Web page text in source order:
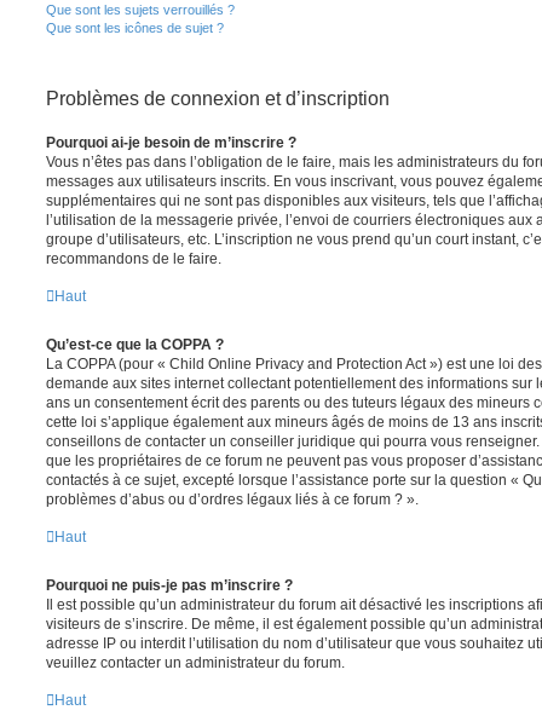
Que sont les sujets verrouillés ?
Que sont les icônes de sujet ?
Problèmes de connexion et d’inscription
Pourquoi ai-je besoin de m’inscrire ?
Vous n’êtes pas dans l’obligation de le faire, mais les administrateurs du
messages aux utilisateurs inscrits. En vous inscrivant, vous pouvez
supplémentaires qui ne sont pas disponibles aux visiteurs, tels que
l’utilisation de la messagerie privée, l’envoi de courriers électroniques aux
groupe d’utilisateurs, etc. L’inscription ne vous prend qu’un court instant,
recommandons de le faire.
Haut
Qu’est-ce que la COPPA ?
La COPPA (pour « Child Online Privacy and Protection Act ») est une loi
demande aux sites internet collectant potentiellement des informations sur
ans un consentement écrit des parents ou des tuteurs légaux des mineurs
cette loi s’applique également aux mineurs âgés de moins de 13 ans
conseillons de contacter un conseiller juridique qui pourra vous
que les propriétaires de ce forum ne peuvent pas vous proposer
contactés à ce sujet, excepté lorsque l’assistance porte sur la question «
problèmes d’abus ou d’ordres légaux liés à ce forum ? ».
Haut
Pourquoi ne puis-je pas m’inscrire ?
Il est possible qu’un administrateur du forum ait désactivé les inscriptions
visiteurs de s’inscrire. De même, il est également possible qu’un
adresse IP ou interdit l’utilisation du nom d’utilisateur que vous souhaitez
veuillez contacter un administrateur du forum.
Haut